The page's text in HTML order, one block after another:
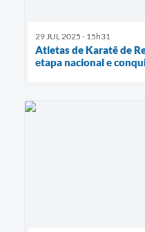
29 JUL 2025 - 15h31
Atletas de Karatê de
etapa nacional e